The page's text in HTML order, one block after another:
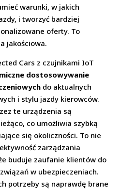
warunki, w jakich
i tworzyć bardziej
oferty. To
jakościowa.
Cars z czujnikami IoT
dostosowywanie
do aktualnych
i stylu jazdy kierowców.
te urządzenia są
co umożliwia szybką
się okoliczności. To nie
zarządzania
buduje zaufanie klientów do
w ubezpieczeniach.
potrzeby są naprawdę brane